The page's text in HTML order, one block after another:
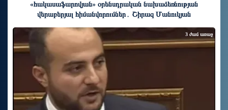
«հակասաֆարովյան» օրենսդրական նախաձեռնության
վերաբերյալ հիմանվորումներ․ Շիրազ Մանուկյան
3 ժամ առաջ